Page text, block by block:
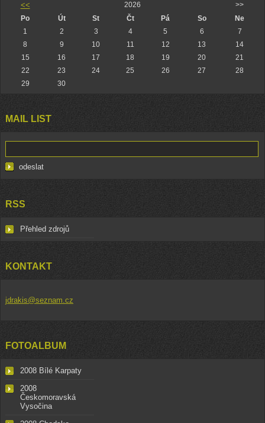
<< 2026
>>
Po
Út St Čt Pá So
Ne
1
2 3 4 5 6
7
8
9 10 11 12 13
14
15
16 17 18 19 20
21
22
23 24 25 26 27
28
29
30
MAIL LIST
RSS
Přehled zdrojů
KONTAKT
jdrakis@seznam.cz
FOTOALBUM
2008 Bílé Karpaty
2008
Českomoravská
Vysočina